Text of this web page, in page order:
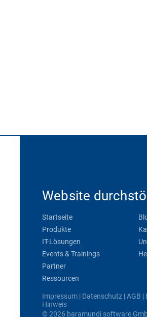
Website
Startseite
Produkte
IT-Lösungen
Events & Trainings
Partner
Ressourcen
Impressum| Datenschutz|AGB |
Hinweis
© 2026 baramundi software